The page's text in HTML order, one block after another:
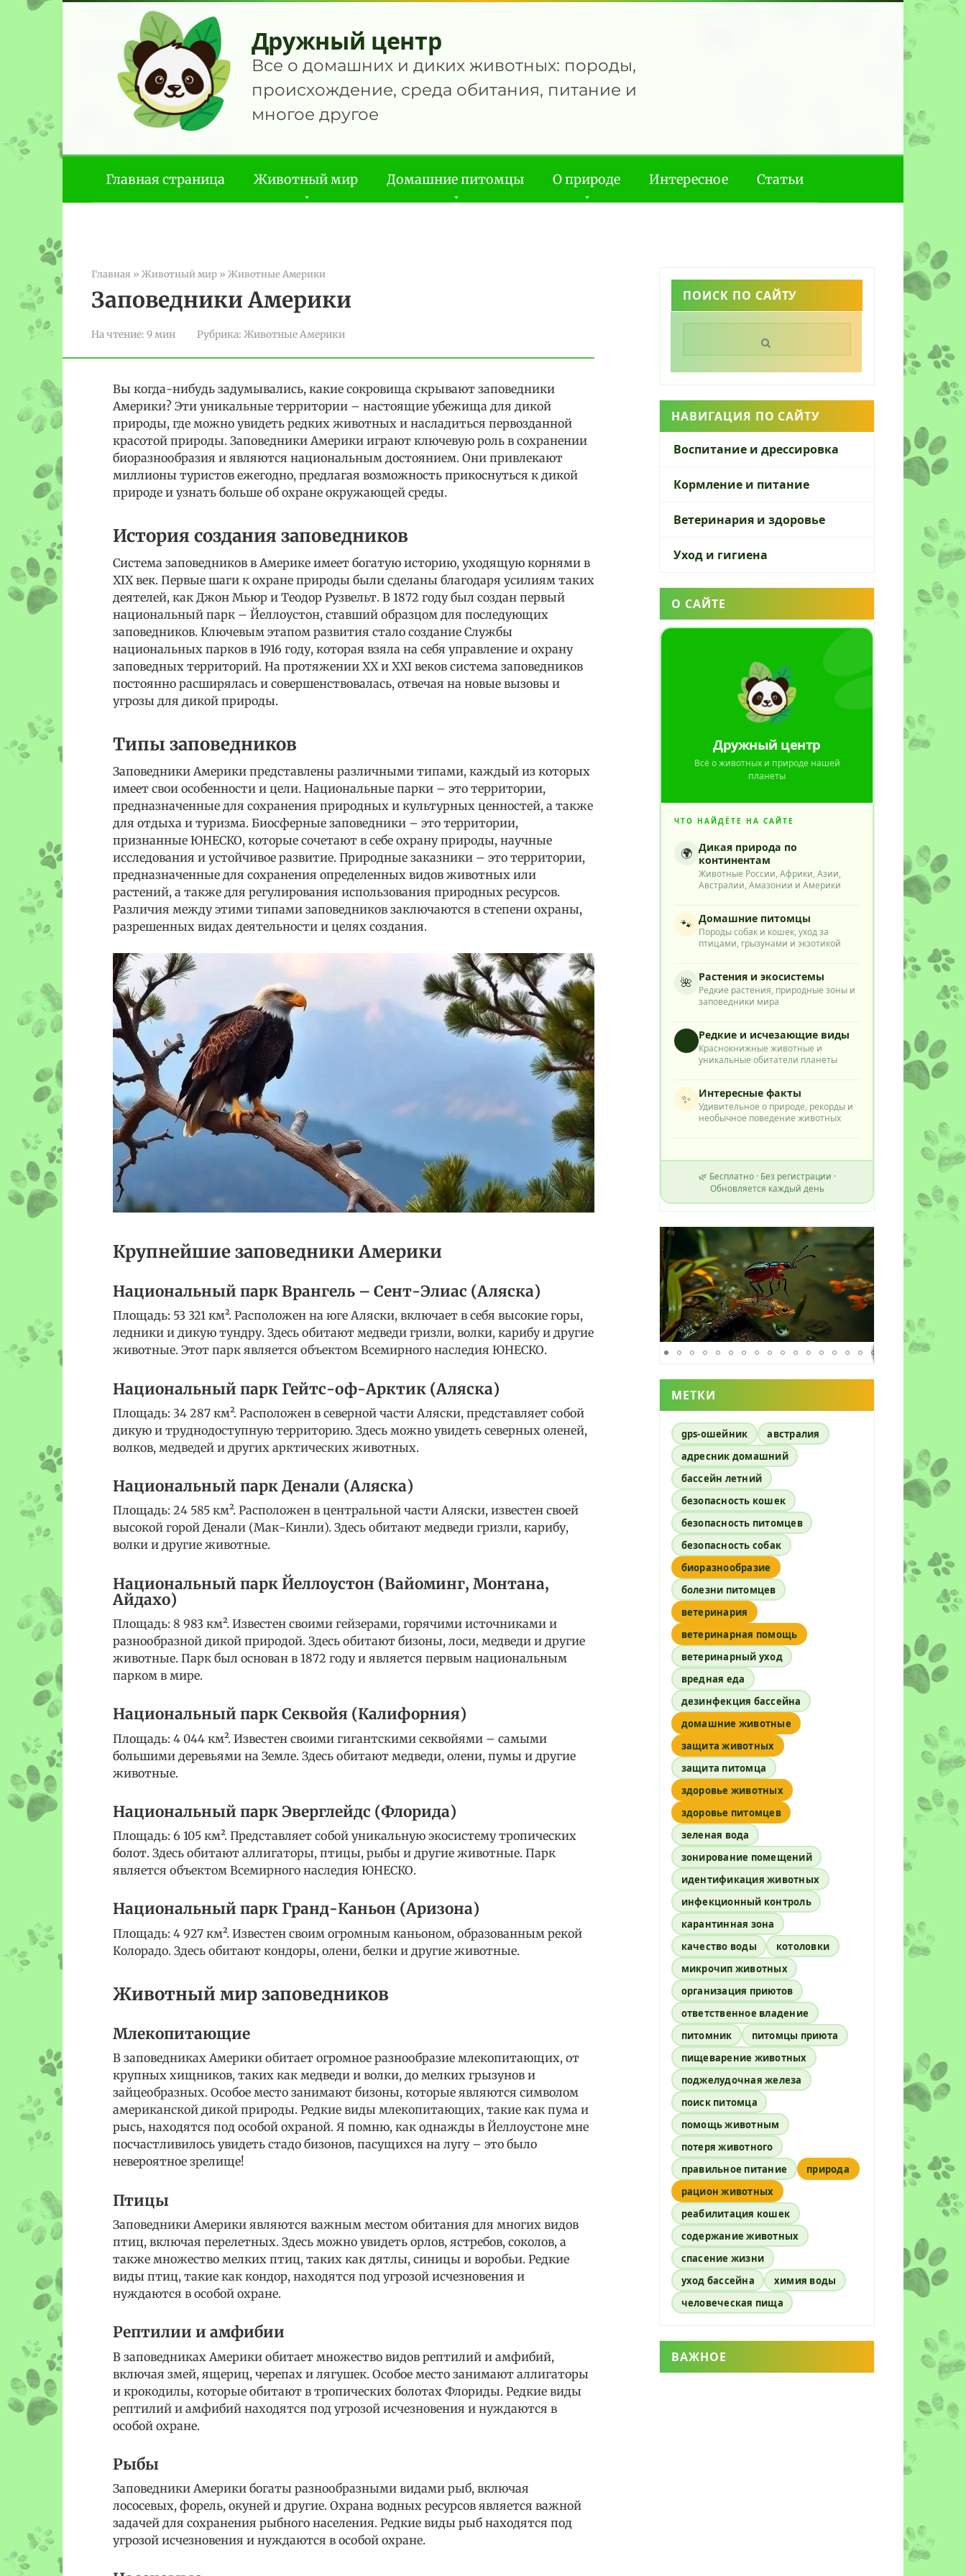
Перейти
Дружный центр
Все о домашних и диких животных: породы,
происхождение, среда обитания, питание и
многое другое
Главная страница Животный мир Домашние питомцы О природе Интересное Статьи
Главная » Животный мир » Животные Америки
Заповедники Америки
На чтение: 9 мин Рубрика: Животные Америки
Вы когда-нибудь задумывались, какие сокровища скрывают заповедники
Америки? Эти уникальные территории – настоящие убежища для дикой
природы, где можно увидеть редких животных и насладиться первозданной
красотой природы. Заповедники Америки играют ключевую роль в сохранении
биоразнообразия и являются национальным достоянием. Они привлекают
миллионы туристов ежегодно, предлагая возможность прикоснуться к дикой
природе и узнать больше об охране окружающей среды.
История создания заповедников
Система заповедников в Америке имеет богатую историю, уходящую корнями в
XIX век. Первые шаги к охране природы были сделаны благодаря усилиям таких
деятелей, как Джон Мьюр и Теодор Рузвельт. В 1872 году был создан первый
национальный парк – Йеллоустон, ставший образцом для последующих
заповедников. Ключевым этапом развития стало создание Службы
национальных парков в 1916 году, которая взяла на себя управление и охрану
заповедных территорий. На протяжении XX и XXI веков система заповедников
постоянно расширялась и совершенствовалась, отвечая на новые вызовы и
угрозы для дикой природы.
Типы заповедников
Заповедники Америки представлены различными типами, каждый из которых
имеет свои особенности и цели. Национальные парки – это территории,
предназначенные для сохранения природных и культурных ценностей, а также
для отдыха и туризма. Биосферные заповедники – это территории,
признанные ЮНЕСКО, которые сочетают в себе охрану природы, научные
исследования и устойчивое развитие. Природные заказники – это территории,
предназначенные для сохранения определенных видов животных или
растений, а также для регулирования использования природных ресурсов.
Различия между этими типами заповедников заключаются в степени охраны,
разрешенных видах деятельности и целях создания.
Крупнейшие заповедники Америки
Национальный парк Врангель – Сент-Элиас (Аляска)
Площадь: 53 321 км². Расположен на юге Аляски, включает в себя высокие горы,
ледники и дикую тундру. Здесь обитают медведи гризли, волки, карибу и другие
животные. Этот парк является объектом Всемирного наследия ЮНЕСКО.
Национальный парк Гейтс-оф-Арктик (Аляска)
Площадь: 34 287 км². Расположен в северной части Аляски, представляет собой
дикую и труднодоступную территорию. Здесь можно увидеть северных оленей,
волков, медведей и других арктических животных.
Национальный парк Денали (Аляска)
Площадь: 24 585 км². Расположен в центральной части Аляски, известен своей
высокой горой Денали (Мак-Кинли). Здесь обитают медведи гризли, карибу,
волки и другие животные.
Национальный парк Йеллоустон (Вайоминг, Монтана,
Айдахо)
Площадь: 8 983 км². Известен своими гейзерами, горячими источниками и
разнообразной дикой природой. Здесь обитают бизоны, лоси, медведи и другие
животные. Парк был основан в 1872 году и является первым национальным
парком в мире.
Национальный парк Секвойя (Калифорния)
Площадь: 4 044 км². Известен своими гигантскими секвойями – самыми
большими деревьями на Земле. Здесь обитают медведи, олени, пумы и другие
животные.
Национальный парк Эверглейдс (Флорида)
Площадь: 6 105 км². Представляет собой уникальную экосистему тропических
болот. Здесь обитают аллигаторы, птицы, рыбы и другие животные. Парк
является объектом Всемирного наследия ЮНЕСКО.
Национальный парк Гранд-Каньон (Аризона)
Площадь: 4 927 км². Известен своим огромным каньоном, образованным рекой
Колорадо. Здесь обитают кондоры, олени, белки и другие животные.
Животный мир заповедников
Млекопитающие
В заповедниках Америки обитает огромное разнообразие млекопитающих, от
крупных хищников, таких как медведи и волки, до мелких грызунов и
зайцеобразных. Особое место занимают бизоны, которые являются символом
американской дикой природы. Редкие виды млекопитающих, такие как пума и
рысь, находятся под особой охраной. Я помню, как однажды в Йеллоустоне мне
посчастливилось увидеть стадо бизонов, пасущихся на лугу – это было
невероятное зрелище!
Птицы
Заповедники Америки являются важным местом обитания для многих видов
птиц, включая перелетных. Здесь можно увидеть орлов, ястребов, соколов, а
также множество мелких птиц, таких как дятлы, синицы и воробьи. Редкие
виды птиц, такие как кондор, находятся под угрозой исчезновения и
нуждаются в особой охране.
Рептилии и амфибии
В заповедниках Америки обитает множество видов рептилий и амфибий,
включая змей, ящериц, черепах и лягушек. Особое место занимают аллигаторы
и крокодилы, которые обитают в тропических болотах Флориды. Редкие виды
рептилий и амфибий находятся под угрозой исчезновения и нуждаются в
особой охране.
Рыбы
Заповедники Америки богаты разнообразными видами рыб, включая
лососевых, форель, окуней и другие. Охрана водных ресурсов является важной
задачей для сохранения рыбного населения. Редкие виды рыб находятся под
угрозой исчезновения и нуждаются в особой охране.
ПОИСК ПО САЙТУ
НАВИГАЦИЯ ПО САЙТУ
Воспитание и дрессировка
Кормление и питание
Ветеринария и здоровье
Уход и гигиена
О САЙТЕ
Дружный центр
Всё о животных и природе нашей
планеты
ЧТО НАЙДЁТЕ НА САЙТЕ
🌍 Дикая природа по
континентам
Животные России, Африки, Азии,
Австралии, Амазонии и Америки
🐾 Домашние питомцы
Породы собак и кошек, уход за
птицами, грызунами и экзотикой
🌺 Растения и экосистемы
Редкие растения, природные зоны и
заповедники мира
⭐ Редкие и исчезающие виды
Краснокнижные животные и
уникальные обитатели планеты
✨ Интересные факты
Удивительное о природе, рекорды и
необычное поведение животных
🌿 Бесплатно · Без регистрации ·
Обновляется каждый день
МЕТКИ
gps-ошейник
австралия
адресник домашний
бассейн летний
безопасность кошек
безопасность питомцев
безопасность собак
биоразнообразие
болезни питомцев
ветеринария
ветеринарная помощь
ветеринарный уход
вредная еда
дезинфекция бассейна
домашние животные
защита животных
защита питомца
здоровье животных
здоровье питомцев
зеленая вода
зонирование помещений
идентификация животных
инфекционный контроль
карантинная зона
качество воды
котоловки
микрочип животных
организация приютов
ответственное владение
питомник
питомцы приюта
пищеварение животных
поджелудочная железа
поиск питомца
помощь животным
потеря животного
правильное питание
природа
рацион животных
реабилитация кошек
содержание животных
спасение жизни
уход бассейна
химия воды
человеческая пища
ВАЖНОЕ